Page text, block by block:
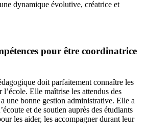
dynamique évolutive, créatrice et
pour être coordinatrice
doit parfaitement connaître les
l’école. Elle maîtrise les attendus des
une bonne gestion administrative. Elle a
et de soutien auprès des étudiants
les aider, les accompagner durant leur